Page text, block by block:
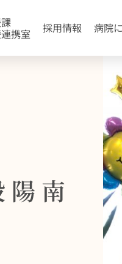
携室 採用情報 病院
南